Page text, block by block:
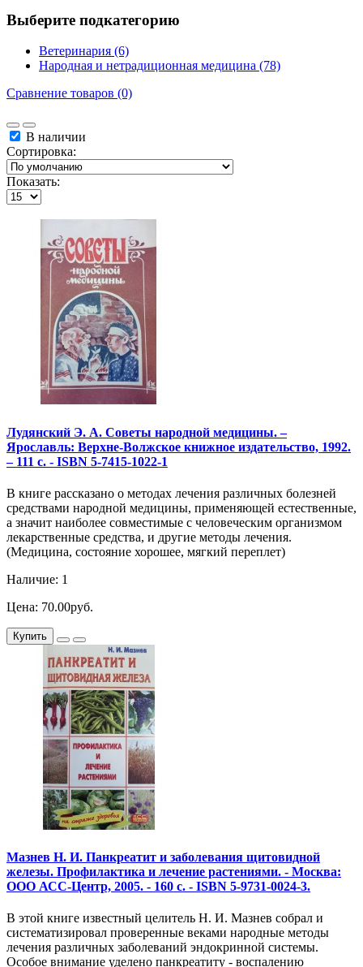
Выберите подкатегорию
Ветеринария (6)
Народная и нетрадиционная медицина (78)
Сравнение товаров (0)
В наличии
Сортировка:
Показать:
Лудянский Э. А. Советы народной медицины. –
Ярославль: Верхне-Волжское книжное издательство, 1992.
– 111 с. - ISBN 5-7415-1022-1
В книге рассказано о методах лечения различных болезней
средствами народной медицины, применяющей естественные,
а значит наиболее совместимые с человеческим организмом
лекарственные средства, и другие методы лечения.
(Медицина, состояние хорошее, мягкий переплет)
Наличие: 1
Цена: 70.00руб.
Купить
Мазнев Н. И. Панкреатит и заболевания щитовидной
железы. Профилактика и лечение растениями. - Москва:
ООО АСС-Центр, 2005. - 160 с. - ISBN 5-9731-0024-3.
В этой книге известный целитель Н. И. Мазнев собрал и
систематизировал проверенные веками народные методы
лечения различных заболеваний эндокринной системы.
Особое внимание уделено панкреатиту - воспалению